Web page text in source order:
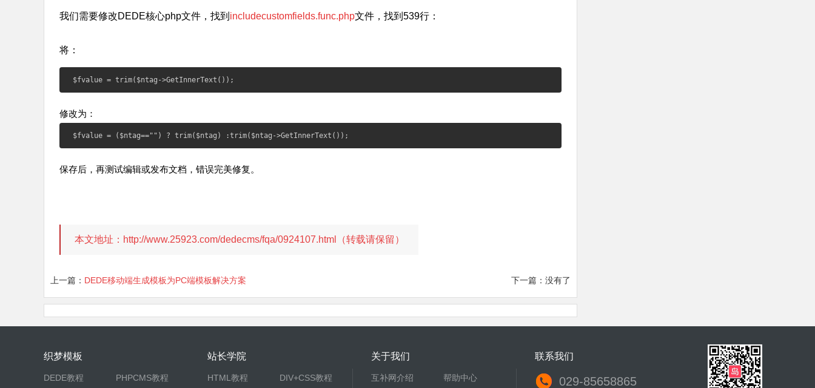
我们需要修改DEDE核心php文件，找到 includecustomfields.func.php文件，找到539行：
将：
$fvalue = trim($ntag->GetInnerText());
修改为：
$fvalue = ($ntag=="") ? trim($ntag) :trim($ntag->GetInnerText());
保存后，再测试编辑或发布文档，错误完美修复。
本文地址：http://www.25923.com/dedecms/fqa/0924107.html（转载请保留）
上一篇： DEDE移动端生成模板为PC端模板解决方案 下一篇：没有了
织梦模板
DEDE教程 PHPCMS教程
站长学院
HTML教程 DIV+CSS教程
关于我们
互补网介绍 帮助中心
联系我们
029-85658865